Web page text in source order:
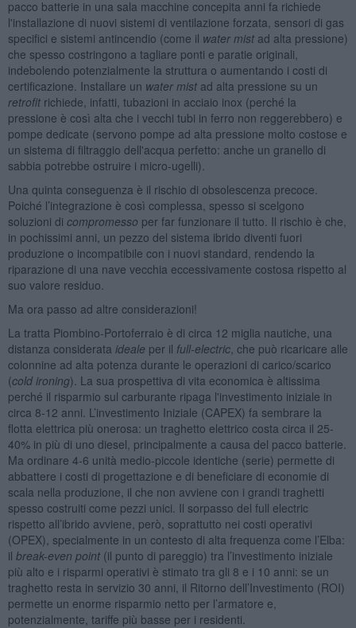
pacco batterie in una sala macchine concepita anni fa richiede
l'installazione di nuovi sistemi di ventilazione forzata, sensori di gas
specifici e sistemi antincendio (come il water mistad alta pressione)
che spesso costringono a tagliare ponti e paratie originali,
indebolendo potenzialmente la struttura o aumentando i costi di
certificazione. Installare un water mistad alta pressione su un
retrofit richiede, infatti, tubazioni in acciaio inox (perché la
pressione è così alta che i vecchi tubi in ferro non reggerebbero) e
pompe dedicate (servono pompe ad alta pressione molto costose e
un sistema di filtraggio dell'acqua perfetto: anche un granello di
sabbia potrebbe ostruire i micro-ugelli).
Una quinta conseguenza è il rischio di obsolescenza precoce.
Poiché l’integrazione è così complessa, spesso si scelgono
soluzioni di compromesso per far funzionare il tutto. Il rischio è che,
in pochissimi anni, un pezzo del sistema ibrido diventi fuori
produzione o incompatibile con i nuovi standard, rendendo la
riparazione di una nave vecchia eccessivamente costosa rispetto al
suo valore residuo.
Ma ora passo ad altre considerazioni!
La tratta Piombino-Portoferraio è di circa 12 miglia nautiche, una
distanza considerata ideale per il full-electric, che può ricaricare alle
colonnine ad alta potenza durante le operazioni di carico/scarico
(cold ironing). La sua prospettiva di vita economica è altissima
perché il risparmio sul carburante ripaga l'investimento iniziale in
circa 8-12 anni. L’investimento Iniziale (CAPEX) fa sembrare la
flotta elettrica più onerosa: un traghetto elettrico costa circa il 25-
40% in più di uno diesel, principalmente a causa del pacco batterie.
Ma ordinare 4-6 unità medio-piccole identiche (serie) permette di
abbattere i costi di progettazione e di beneficiare di economie di
scala nella produzione, il che non avviene con i grandi traghetti
spesso costruiti come pezzi unici. Il sorpasso del full electric
rispetto all’ibrido avviene, però, soprattutto nei costi operativi
(OPEX), specialmente in un contesto di alta frequenza come l’Elba:
il break-even point(il punto di pareggio) tra l’investimento iniziale
più alto e i risparmi operativi è stimato tra gli 8 e i 10 anni: se un
traghetto resta in servizio 30 anni, il Ritorno dell’Investimento (ROI)
permette un enorme risparmio netto per l’armatore e,
potenzialmente, tariffe più basse per i residenti.